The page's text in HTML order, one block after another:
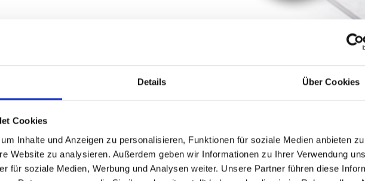
Details Über Cookies
Cookies
Inhalte und Anzeigen zu personalisieren, Funktionen für soziale Medien anbieten
Website zu analysieren. Außerdem geben wir Informationen zu Ihrer Verwendung
für soziale Medien, Werbung und Analysen weiter. Unsere Partner führen diese
Straße und Umgebung: Käufer
inFürth? Ihr Objekt befindet sich in der Umgebung von derPillauer
unterstützt Sie umfassend. Geben Sie die wichtigsten Daten zu Ihrem
Sie schnellstmöglich und besprechen gern mit Ihnen Ihr Projekt.